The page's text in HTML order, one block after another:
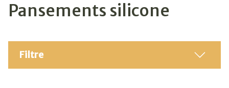
Pansements silicone
Filtre